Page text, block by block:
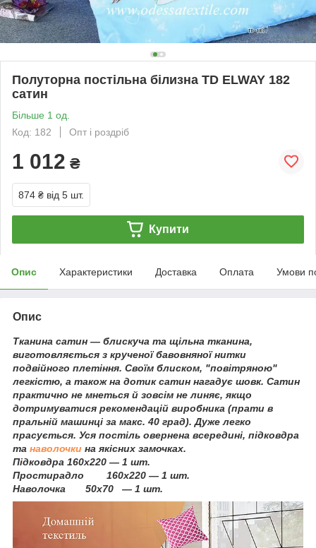
Полуторна постільна білизна TD ELWAY 182
сатин
Більше 1 од.
Код: 182
Опт і роздріб
1 012 ₴
874 ₴ від 5 шт.
Купити
Опис Характеристики Доставка Оплата Умови
Опис
Тканина сатин — блискуча та щільна тканина,
виготовляється з крученої бавовняної нитки
подвійного плетіння. Своїм блиском, "повітряною"
легкістю, а також на дотик сатин нагадує шовк. Сатин
практично не мнеться й зовсім не линяє, якщо
дотримуватися рекомендацій виробника (прати в
пральній машинці за макс. 40 град). Дуже легко
прасується. Уся постіль овернена всередині, підковдра
та наволочки на якісних замочках.
Підковдра 160х220 — 1 шт.
Простирадло 160х220 — 1 шт.
Наволочка 50х70 — 1 шт.